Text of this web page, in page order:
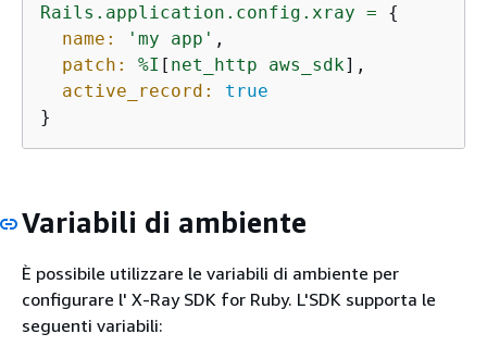
Rails.application.config.xray =
{
name:
'my app' ,
patch:
%I [ net_http aws_sdk],
active_record:
true
}
Variabili di ambiente
È possibile utilizzare le variabili di ambiente per
configurare l' X-Ray SDK for Ruby. L'SDK supporta le
seguenti variabili: